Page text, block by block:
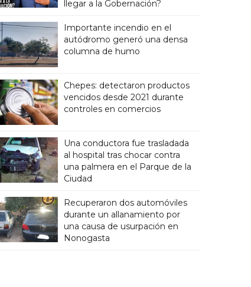
llegar a la Gobernación?
Importante incendio en el
autódromo generó una densa
columna de humo
Chepes: detectaron productos
vencidos desde 2021 durante
controles en comercios
Una conductora fue trasladada
al hospital tras chocar contra
una palmera en el Parque de la
Ciudad
Recuperaron dos automóviles
durante un allanamiento por
una causa de usurpación en
Nonogasta